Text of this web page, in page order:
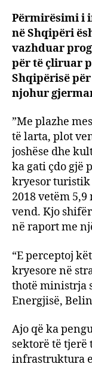
Përmirësimi i
në Shqipëri
vazhduar
për të çliruar
Shqipërisë
njohur
”Me plazhe
të larta, plot
joshëse dhe
ka gati çdo gjë
kryesor turistik
2018 vetëm
vend. Kjo
në raport me
“E perceptoj
kryesore në
thotë ministrja
Energjisë,
Ajo që ka
sektorë të tjerë
infrastruktura